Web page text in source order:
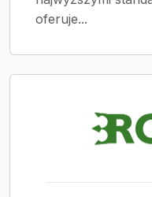
oferuje...